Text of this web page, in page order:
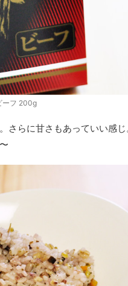
ーフ 200g
さらに甘さもあっていい感じ